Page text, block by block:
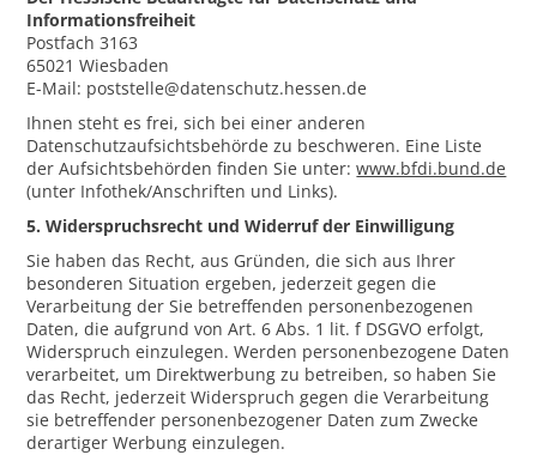
Informationsfreiheit
Postfach 3163
65021 Wiesbaden
E-Mail: poststelle@datenschutz.hessen.de
Ihnen steht es frei, sich bei einer anderen
Datenschutzaufsichtsbehörde zu beschweren. Eine Liste
der Aufsichtsbehörden finden Sie unter:www.bfdi.bund.de
(unter Infothek/Anschriften und Links).
5. Widerspruchsrecht und Widerruf der Einwilligung
Sie haben das Recht, aus Gründen, die sich aus Ihrer
besonderen Situation ergeben, jederzeit gegen die
Verarbeitung der Sie betreffenden personenbezogenen
Daten, die aufgrund von Art. 6 Abs. 1 lit. f DSGVO erfolgt,
Widerspruch einzulegen. Werden personenbezogene Daten
verarbeitet, um Direktwerbung zu betreiben, so haben Sie
das Recht, jederzeit Widerspruch gegen die Verarbeitung
sie betreffender personenbezogener Daten zum Zwecke
derartiger Werbung einzulegen.